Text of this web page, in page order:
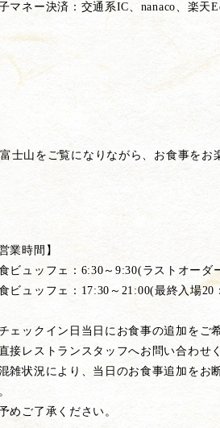
マネー決済：交通系IC、nanaco、楽天
士山をご覧になりながら、お食事をお
営業時間】
ビュッフェ：6:30～9:30(ラストオーダ
ビュッフェ：17:30～21:00(最終入場20
ェックイン日当日にお食事の追加をご
接レストランスタッフへお問い合わせ
雑状況により、当日のお食事追加をお
めご了承ください。